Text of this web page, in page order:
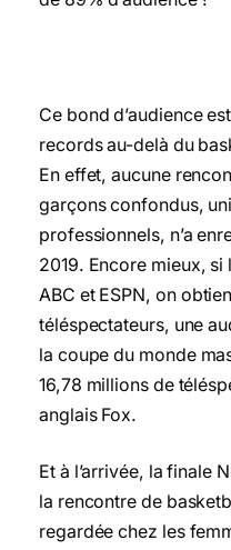
Ce bond d’audience
records au-delà du
En effet, aucune
garçons confondus,
professionnels, n’a
2019. Encore mieux, si
ABC et ESPN, on
téléspectateurs, une
la coupe du monde
16,78 millions de
anglais Fox.
Et à l’arrivée, la finale
la rencontre de
regardée chez les